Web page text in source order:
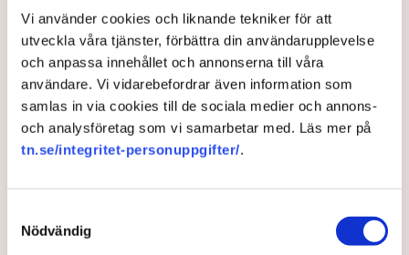
Vi använder cookies och liknande tekniker för att
utveckla våra tjänster, förbättra din användarupplevelse
och anpassa innehållet och annonserna till våra
användare. Vi vidarebefordrar även information som
samlas in via cookies till de sociala medier och annons-
och analysföretag som vi samarbetar med. Läs mer på
tn.se/integritet-personuppgifter/.
Nödvändig
upptagna och kommer att utredas och lagföras, en del i
efterhand. Det är bland annat anledningen till att vi nu
även använder drönare för att dokumentera och säkra
bevis, säger Anna-Lena Mann.
Myndigheter Gripanden Tranemo kommun
Tove Lifvendahl
Neova Återställ Våtmarker
Drönare